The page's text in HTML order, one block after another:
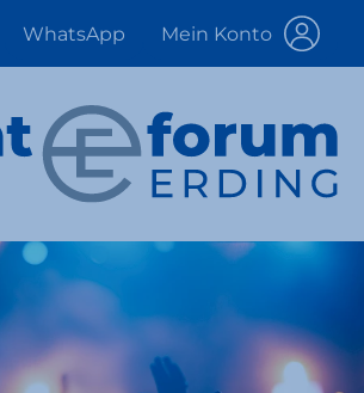
WhatsApp Mein Konto